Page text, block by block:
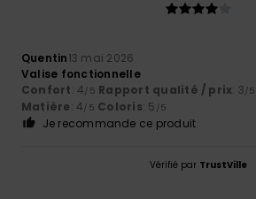
Quentin13 mai 2026
Valise fonctionnelle
Confort: 4/5 Rapport qualité / prix: 3/5
Matière: 4/5 Coloris: 5 /5
Je recommande ce produit
Vérifié par TrustVille